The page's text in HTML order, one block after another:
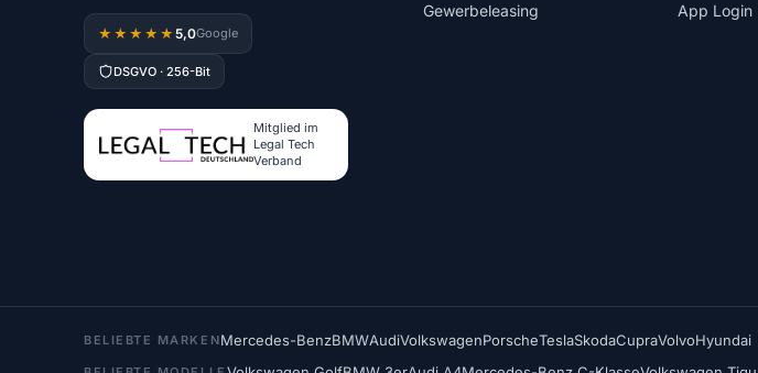
★★★★★ 5,0Google
DSGVO · 256-Bit
Mitglied im
Legal Tech
Verband
Gewerbeleasing
App Login
BELIEBTE MARKENMercedes-BenzBMWAudiVolkswagenPorscheTeslaSkodaCupraVolvoHyundai